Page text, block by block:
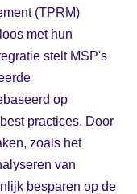
(TPRM)
met hun
stelt MSP's
op
practices. Door
zoals het
van
besparen op de